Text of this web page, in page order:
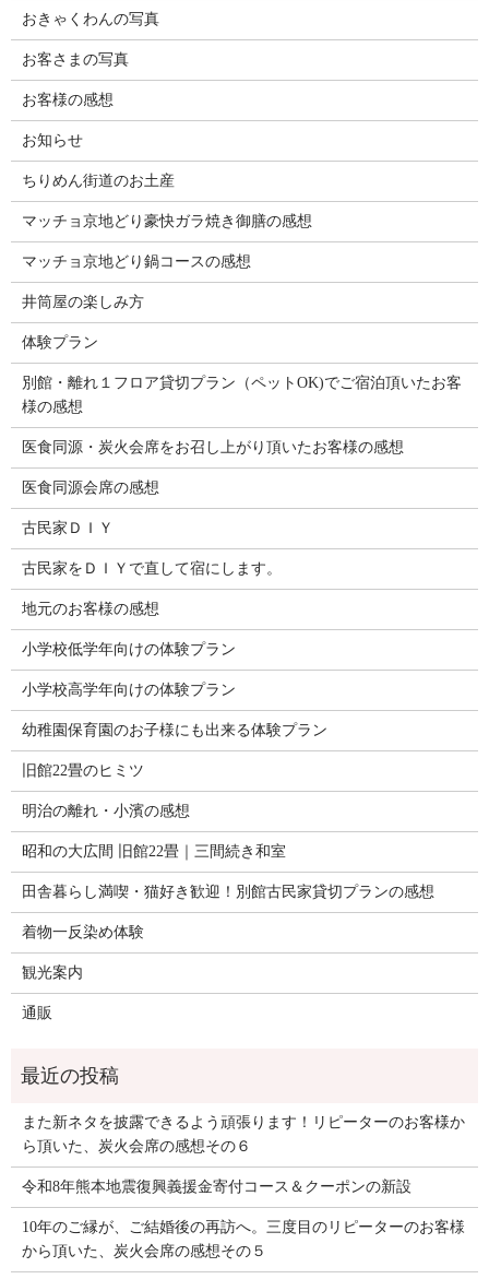
おきゃくわんの写真
お客さまの写真
お客様の感想
お知らせ
ちりめん街道のお土産
マッチョ京地どり豪快ガラ焼き御膳の感想
マッチョ京地どり鍋コースの感想
井筒屋の楽しみ方
体験プラン
別館・離れ１フロア貸切プラン（ペットOK)でご宿泊頂いたお客
様の感想
医食同源・炭火会席をお召し上がり頂いたお客様の感想
医食同源会席の感想
古民家ＤＩＹ
古民家をＤＩＹで直して宿にします。
地元のお客様の感想
小学校低学年向けの体験プラン
小学校高学年向けの体験プラン
幼稚園保育園のお子様にも出来る体験プラン
旧館22畳のヒミツ
明治の離れ・小濱の感想
昭和の大広間 旧館22畳｜三間続き和室
田舎暮らし満喫・猫好き歓迎！別館古民家貸切プランの感想
着物一反染め体験
観光案内
通販
また新ネタを披露できるよう頑張ります！リピーターのお客様か
ら頂いた、炭火会席の感想その６
令和8年熊本地震復興義援金寄付コース＆クーポンの新設
10年のご縁が、ご結婚後の再訪へ。三度目のリピーターのお客様
から頂いた、炭火会席の感想その５